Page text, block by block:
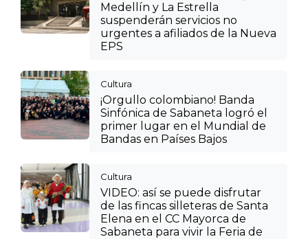
Medellín y La Estrella
suspenderán servicios no
urgentes a afiliados de la Nueva
EPS
Cultura
¡Orgullo colombiano! Banda
Sinfónica de Sabaneta logró el
primer lugar en el Mundial de
Bandas en Países Bajos
Cultura
VIDEO: así se puede disfrutar
de las fincas silleteras de Santa
Elena en el CC Mayorca de
Sabaneta para vivir la Feria de